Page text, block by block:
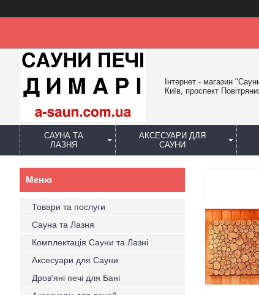
Інтернет - магазин
Київ, проспект
САУНА ТА
ЛАЗНЯ
АКСЕСУАРИ ДЛЯ
САУНИ
Товари та послуги
Сауна та Лазня
Комплектація Сауни та Лазні
Аксесуари для Сауни
Дров'яні печі для Бані